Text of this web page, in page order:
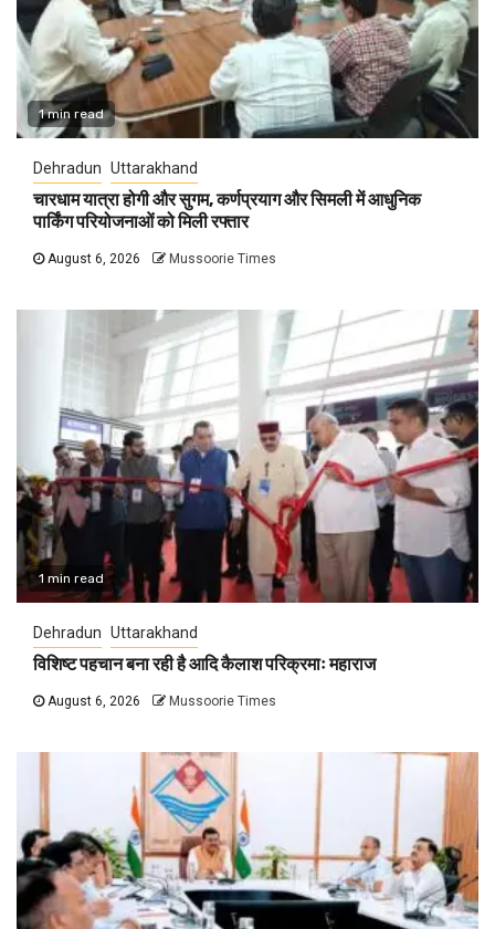
1 min read
Dehradun Uttarakhand
चारधाम यात्रा होगी और सुगम, कर्णप्रयाग और सिमली में आधुनिक
पार्किंग परियोजनाओं को मिली रफ्तार
August 6, 2026 Mussoorie Times
1 min read
Dehradun Uttarakhand
विशिष्ट पहचान बना रही है आदि कैलाश परिक्रमाः महाराज
August 6, 2026 Mussoorie Times